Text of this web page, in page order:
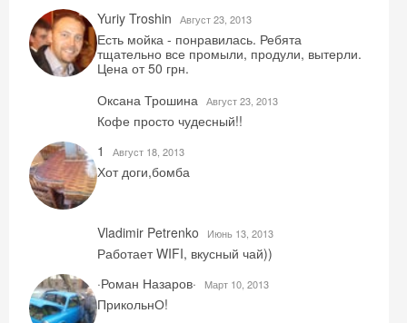
Yuriy Troshin
Август 23, 2013
Есть мойка - понравилась. Ребята
тщательно все промыли, продули, вытерли.
Цена от 50 грн.
Оксана Трошина Август 23, 2013
Кофе просто чудесный!!
1
Август 18, 2013
Хот доги,бомба
Vladimir Petrenko Июнь 13, 2013
Работает WIFI, вкусный чай))
·Роман Назаров·
Mарт 10, 2013
ПрикольнО!